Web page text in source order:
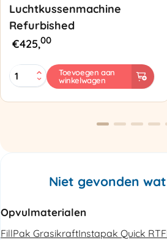
Luchtkussenmachine
Refurbished
€425,00
MINI
PAK'R
Refurbished
Toevoegen aan
winkelwagen
Niet gevonden
Opvulmaterialen
FillPak GrasikraftInstapak Quick RT